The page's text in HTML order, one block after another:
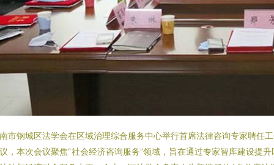
市钢城区法学会在区域治理综合服务中心举行首席法律咨询专家聘任
，本次会议聚焦“社会经济咨询服务”领域，旨在通过专家智库建设提升